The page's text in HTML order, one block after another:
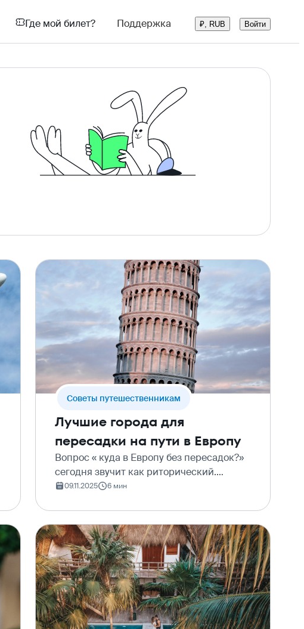
Где мой билет? Поддержка ₽, RUB Войти
Cоветы путешественникам
Лучшие города для
пересадки на пути в Европу
Вопрос « куда в Европу без пересадок?»
сегодня звучит как риторический.
Прямое авиасообщение осталось в
европейские каникулы отменяются?
Вовсе нет. Просто маршруты стали…
09.11.2025 6 мин